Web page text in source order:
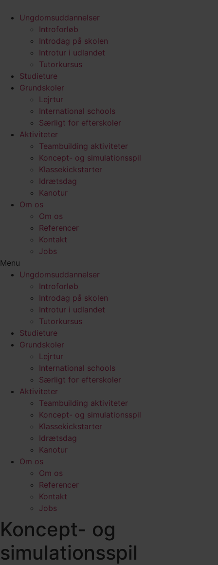
Ungdomsuddannelser
Introforløb
Introdag på skolen
Introtur i udlandet
Tutorkursus
Studieture
Grundskoler
Lejrtur
International schools
Særligt for efterskoler
Aktiviteter
Teambuilding aktiviteter
Koncept- og simulationsspil
Klassekickstarter
Idrætsdag
Kanotur
Om os
Om os
Referencer
Kontakt
Jobs
Menu
Ungdomsuddannelser
Introforløb
Introdag på skolen
Introtur i udlandet
Tutorkursus
Studieture
Grundskoler
Lejrtur
International schools
Særligt for efterskoler
Aktiviteter
Teambuilding aktiviteter
Koncept- og simulationsspil
Klassekickstarter
Idrætsdag
Kanotur
Om os
Om os
Referencer
Kontakt
Jobs
Koncept- og
simulationsspil